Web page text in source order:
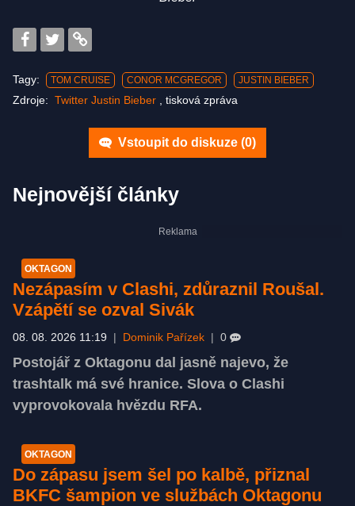
Tagy: TOM CRUISE CONOR MCGREGOR JUSTIN BIEBER
Zdroje: Twitter Justin Bieber tisková zpráva
Vstoupit do diskuze (0)
Nejnovější články
OKTAGON
Nezápasím v Clashi, zdůraznil Roušal.
Vzápětí se ozval Sivák
08. 08. 2026 11:19 | Dominik Pařízek | 0
Postojář z Oktagonu dal jasně najevo, že
trashtalk má své hranice. Slova o Clashi
vyprovokovala hvězdu RFA.
OKTAGON
Do zápasu jsem šel po kalbě, přiznal
BKFC šampion ve službách Oktagonu